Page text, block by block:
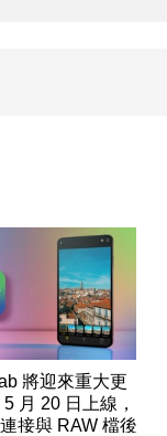
將迎來重大更
月 20 日上線，
接與 RAW 檔後